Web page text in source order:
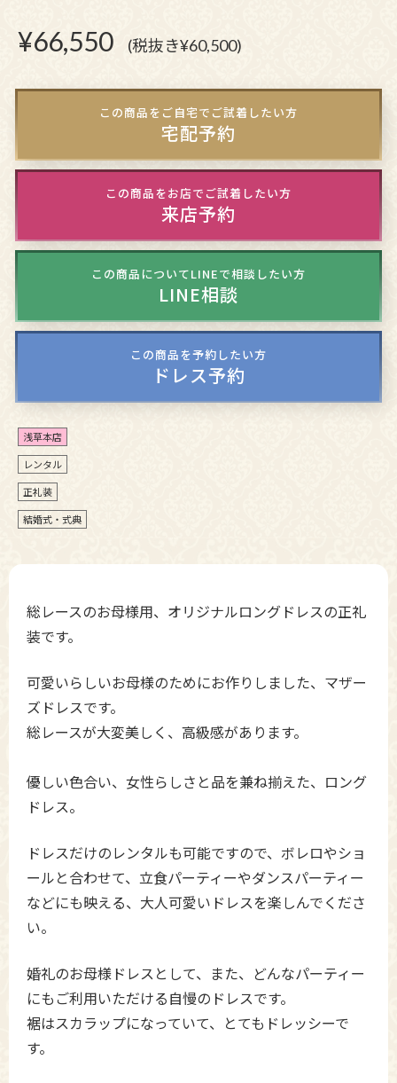
¥66,550 (税抜き¥60,500)
この商品をご自宅でご試着したい方
宅配予約
この商品をお店でご試着したい方
来店予約
この商品についてLINEで相談したい方
LINE相談
この商品を予約したい方
ドレス予約
浅草本店
レンタル
正礼装
結婚式・式典
総レースのお母様用、オリジナルロングドレスの正礼
装です。
可愛いらしいお母様のためにお作りしました、マザー
ズドレスです。
総レースが大変美しく、高級感があります。
優しい色合い、女性らしさと品を兼ね揃えた、ロング
ドレス。
ドレスだけのレンタルも可能ですので、ボレロやショ
ールと合わせて、立食パーティーやダンスパーティー
などにも映える、大人可愛いドレスを楽しんでくださ
い。
婚礼のお母様ドレスとして、また、どんなパーティー
にもご利用いただける自慢のドレスです。
裾はスカラップになっていて、とてもドレッシーで
す。